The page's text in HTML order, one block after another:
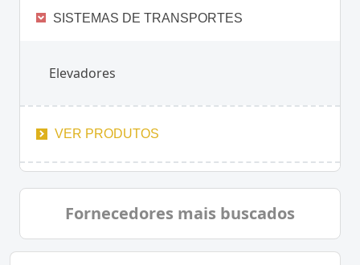
SISTEMAS DE TRANSPORTES
Elevadores
VER PRODUTOS
Fornecedores mais buscados